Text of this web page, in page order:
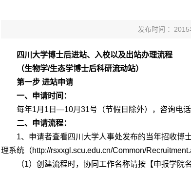
发布时间 ：
四川大学博士后进站、入校以及出站办理流程
（生物学/生态学博士后科研流动站）
第一步 进站申请
一、申请时间：
每年1月1日—10月31号（节假日除外），咨询电话
二、申请流程：
1、申请者查看四川大学人事处发布的当年招收博
理系统（http://rsxxgl.scu.edu.cn/Common/
（1）创建流程时，协同工作名称请按【申报学院